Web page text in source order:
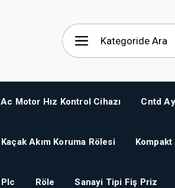
Ac Motor Hız Kontrol Cihazı Cntd
Kaçak Akım Koruma Rölesi Kompakt
Plc Röle Sanayi Tipi Fiş Priz